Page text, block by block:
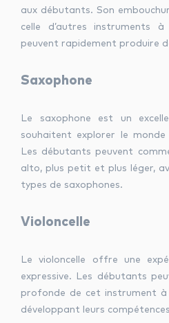
aux débutants. Son
celle d’autres instruments
peuvent rapidement produire
Saxophone
Le saxophone est un
souhaitent explorer le
Les débutants peuvent
alto, plus petit et plus léger,
types de saxophones.
Violoncelle
Le violoncelle offre une
expressive. Les débutants
profonde de cet instrument
développant leurs